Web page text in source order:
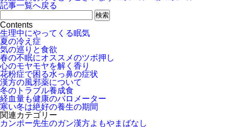
記事一覧へ戻る
Contents
生理中にやってくる眠気
夏の冷え症
気の巡りと食欲
春の不眠にオススメのツボ押し
心のモヤモヤを解く香り
花粉症で困る水っ鼻の症状
漢方の風邪薬について
冬のトラブル養成食
経血量も健康のバロメーター
寒い冬は絶好の養生の期間
関連カテゴリー
カンポー先生のガン漢方よもやまばなし